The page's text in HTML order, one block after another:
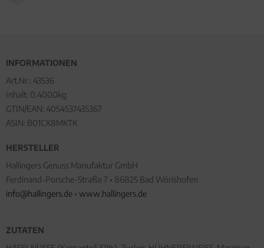
INFORMATIONEN
Art.Nr.: 43536
Inhalt: 0.4000kg
GTIN/EAN: 4054537435367
ASIN: B01CX8MKTK
HERSTELLER
Hallingers Genuss Manufaktur GmbH
Ferdinand-Porsche-Straße 7 • 86825 Bad Wörishofen
info@hallingers.de • www.hallingers.de
ZUTATEN